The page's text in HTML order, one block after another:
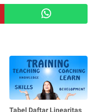
Tabel Daftar Linearitas